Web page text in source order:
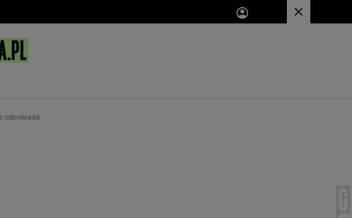
odpowiada